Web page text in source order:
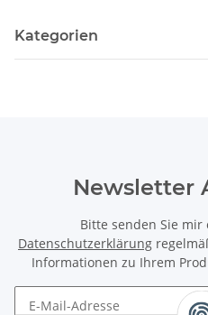
Kategorien
Newsletter
Bitte senden Sie
Datenschutzerklärung
Informationen zu Ihrem